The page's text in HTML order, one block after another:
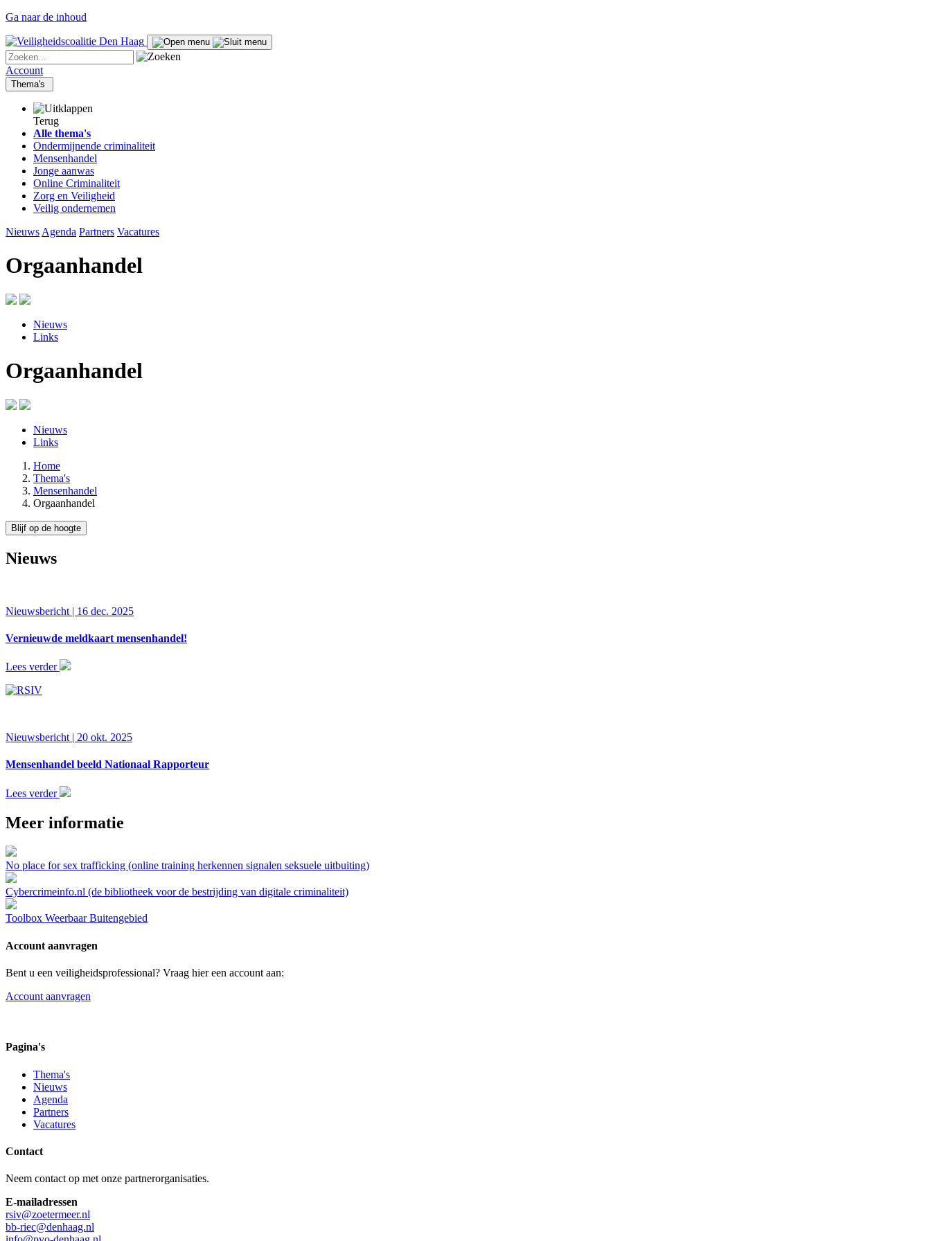
Ga naar de inhoud
Account
Thema's
Terug
Alle thema's
Ondermijnende criminaliteit
Mensenhandel
Jonge aanwas
Online Criminaliteit
Zorg en Veiligheid
Veilig ondernemen
Nieuws Agenda Partners Vacatures
Orgaanhandel
Nieuws
Links
Orgaanhandel
Nieuws
Links
Home
Thema's
Mensenhandel
Orgaanhandel
Blijf op de hoogte
Nieuws
Nieuwsbericht | 16 dec. 2025
Vernieuwde meldkaart mensenhandel!
Lees verder
Nieuwsbericht | 20 okt. 2025
Mensenhandel beeld Nationaal Rapporteur
Lees verder
Meer informatie
No place for sex trafficking (online training herkennen signalen seksuele uitbuiting)
Cybercrimeinfo.nl (de bibliotheek voor de bestrijding van digitale criminaliteit)
Toolbox Weerbaar Buitengebied
Account aanvragen
Bent u een veiligheidsprofessional? Vraag hier een account aan:
Account aanvragen
Pagina's
Thema's
Nieuws
Agenda
Partners
Vacatures
Contact
Neem contact op met onze partnerorganisaties.
E-mailadressen
rsiv@zoetermeer.nl
bb-riec@denhaag.nl